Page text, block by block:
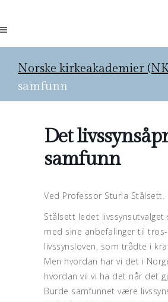
Norske kirkeakademier
samfunn
Det
samfunn
Ved Professor Sturla Stålsett.
Stålsett ledet livssynsutvalget
med sine anbefalinger til
livssynsloven, som trådte i
Men hvordan har vi det i
hvordan vil vi ha det når det
Burde samfunnet være